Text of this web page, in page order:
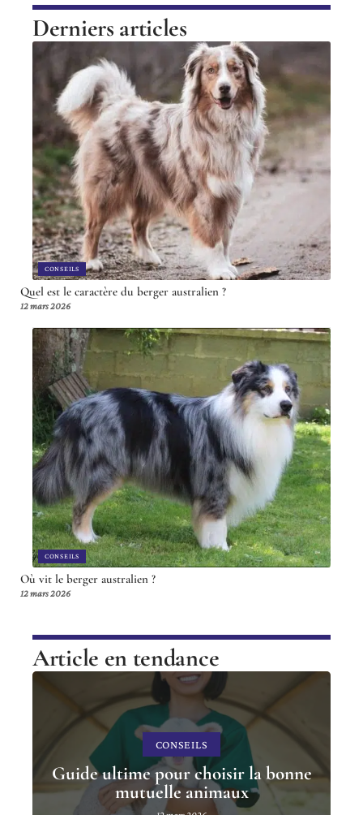
Derniers articles
CONSEILS
Quel est le caractère du berger australien ?
12 mars 2026
CONSEILS
Où vit le berger australien ?
12 mars 2026
Article en tendance
CONSEILS
Guide ultime pour choisir la bonne
mutuelle animaux